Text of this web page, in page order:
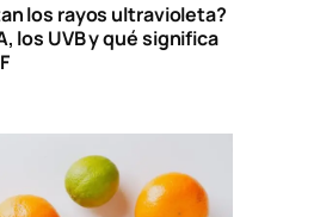
los rayos ultravioleta?
los UVB y qué significa